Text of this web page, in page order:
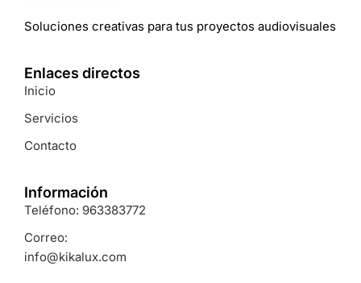
Soluciones creativas para tus proyectos audiovisuales
Enlaces directos
Inicio
Servicios
Contacto
Información
Teléfono: 963383772
Correo:
info@kikalux.com